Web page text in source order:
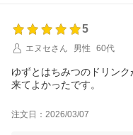
5
エヌセさん
男性 60代
ゆずとはちみつのドリン
来てよかったです。
注文日：2026/03/07